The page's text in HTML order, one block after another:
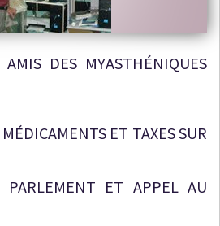
AMIS DES MYASTHÉNIQUES
ET TAXES SUR
PARLEMENT ET APPEL AU